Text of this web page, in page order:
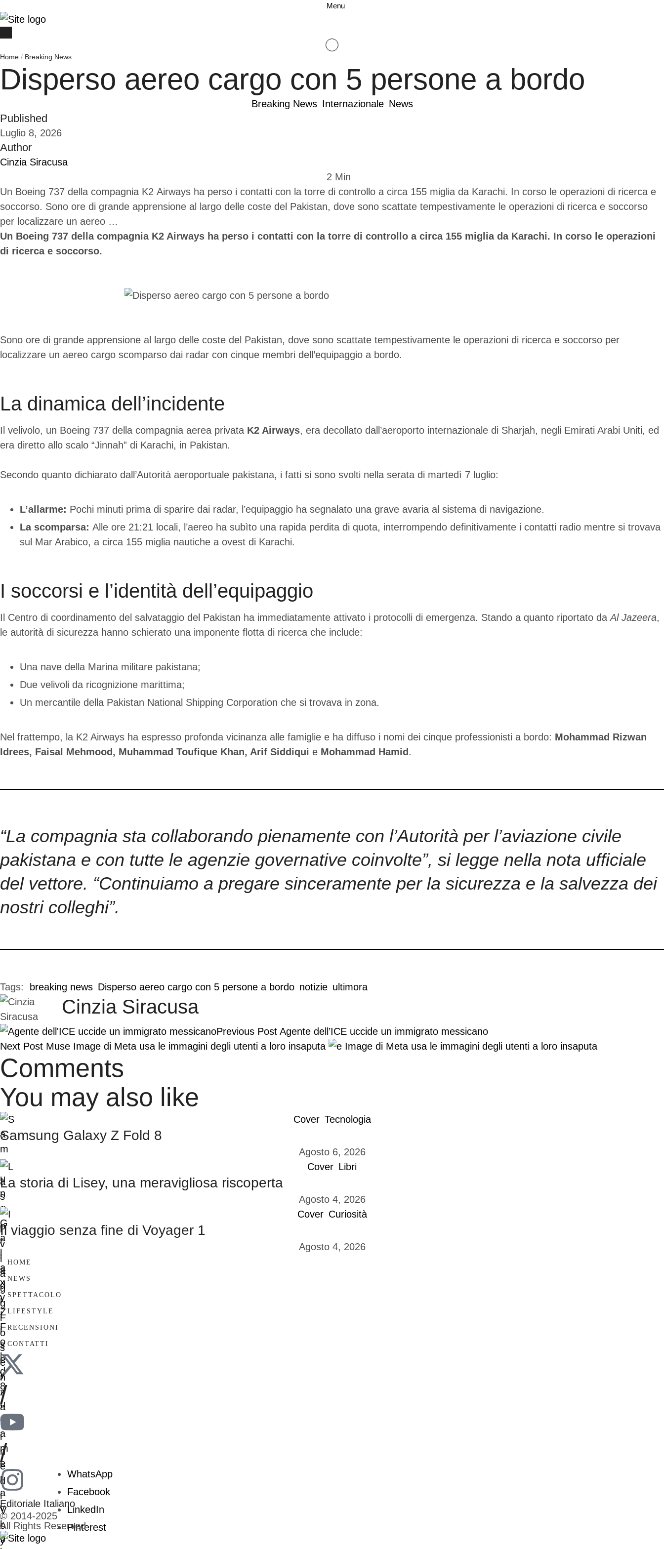
Menu
Home / Breaking News
Disperso aereo cargo con 5 persone a bordo
Breaking News Internazionale News
Published
Luglio 8, 2026
Author
Cinzia Siracusa
2 Min
Un Boeing 737 della compagnia K2 Airways ha perso i contatti con la torre di controllo a circa 155 miglia da Karachi. In corso le operazioni di ricerca e
soccorso. Sono ore di grande apprensione al largo delle coste del Pakistan, dove sono scattate tempestivamente le operazioni di ricerca e soccorso
per localizzare un aereo …
Un Boeing 737 della compagnia K2 Airways ha perso i contatti con la torre di controllo a circa 155 miglia da Karachi. In corso le operazioni
di ricerca e soccorso.
Sono ore di grande apprensione al largo delle coste del Pakistan, dove sono scattate tempestivamente le operazioni di ricerca e soccorso per
localizzare un aereo cargo scomparso dai radar con cinque membri dell’equipaggio a bordo.
La dinamica dell’incidente
Il velivolo, un Boeing 737 della compagnia aerea privata K2 Airways, era decollato dall’aeroporto internazionale di Sharjah, negli Emirati Arabi Uniti, ed
era diretto allo scalo “Jinnah” di Karachi, in Pakistan.
Secondo quanto dichiarato dall’Autorità aeroportuale pakistana, i fatti si sono svolti nella serata di martedì 7 luglio:
L’allarme: Pochi minuti prima di sparire dai radar, l’equipaggio ha segnalato una grave avaria al sistema di navigazione.
La scomparsa: Alle ore 21:21 locali, l’aereo ha subìto una rapida perdita di quota, interrompendo definitivamente i contatti radio mentre si trovava
sul Mar Arabico, a circa 155 miglia nautiche a ovest di Karachi.
I soccorsi e l’identità dell’equipaggio
Il Centro di coordinamento del salvataggio del Pakistan ha immediatamente attivato i protocolli di emergenza. Stando a quanto riportato da Al Jazeera,
le autorità di sicurezza hanno schierato una imponente flotta di ricerca che include:
Una nave della Marina militare pakistana;
Due velivoli da ricognizione marittima;
Un mercantile della Pakistan National Shipping Corporation che si trovava in zona.
Nel frattempo, la K2 Airways ha espresso profonda vicinanza alle famiglie e ha diffuso i nomi dei cinque professionisti a bordo: Mohammad Rizwan
Idrees, Faisal Mehmood, Muhammad Toufique Khan, Arif Siddiqui e Mohammad Hamid .
“La compagnia sta collaborando pienamente con l’Autorità per l’aviazione civile
pakistana e con tutte le agenzie governative coinvolte”, si legge nella nota ufficiale
del vettore. “Continuiamo a pregare sinceramente per la sicurezza e la salvezza dei
nostri colleghi”.
Tags: breaking news Disperso aereo cargo con 5 persone a bordo notizie ultimora
Cinzia Siracusa
Previous Post Agente dell’ICE uccide un immigrato messicano
Next Post Muse Image di Meta usa le immagini degli utenti a loro insaputa
Comments
You may also like
Cover Tecnologia
Samsung Galaxy Z Fold 8
Agosto 6, 2026
Cover Libri
La storia di Lisey, una meravigliosa riscoperta
Agosto 4, 2026
Cover Curiosità
Il viaggio senza fine di Voyager 1
Agosto 4, 2026
HOME
NEWS
SPETTACOLO
LIFESTYLE
RECENSIONI
CONTATTI
/
/
Editoriale Italiano
© 2014-2025
All Rights Reserved
WhatsApp
Facebook
LinkedIn
Pinterest